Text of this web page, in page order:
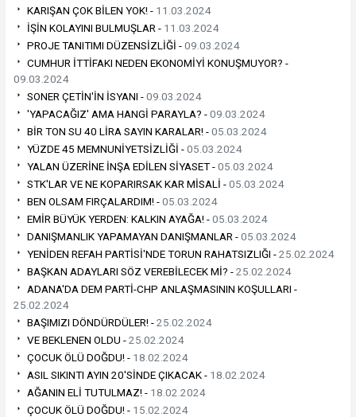
KARIŞAN ÇOK BİLEN YOK! - 11.03.2024
İŞİN KOLAYINI BULMUŞLAR - 11.03.2024
PROJE TANITIMI DÜZENSİZLİĞİ -09.03.2024
CUMHUR İTTİFAKI NEDEN EKONOMİYİ KONUŞMUYOR? -
09.03.2024
SONER ÇETİN'İN İSYANI -09.03.2024
'YAPACAĞIZ' AMA HANGİ PARAYLA? -09.03.2024
BİR TON SU 40 LİRA SAYIN KARALAR! -05.03.2024
YÜZDE 45 MEMNUNİYETSİZLİĞİ -05.03.2024
YALAN ÜZERİNE İNŞA EDİLEN SİYASET -05.03.2024
STK'LAR VE NE KOPARIRSAK KAR MİSALİ -05.03.2024
BEN OLSAM FIRÇALARDIM! -05.03.2024
EMİR BÜYÜK YERDEN: KALKIN AYAĞA! -05.03.2024
DANIŞMANLIK YAPAMAYAN DANIŞMANLAR -05.03.2024
YENİDEN REFAH PARTİSİ'NDE TORUN RAHATSIZLIĞI -25.02.2024
BAŞKAN ADAYLARI SÖZ VEREBİLECEK Mİ? -25.02.2024
ADANA'DA DEM PARTİ-CHP ANLAŞMASININ KOŞULLARI -
25.02.2024
BAŞIMIZI DÖNDÜRDÜLER! -25.02.2024
VE BEKLENEN OLDU -25.02.2024
ÇOCUK ÖLÜ DOĞDU! - 18.02.2024
ASIL SIKINTI AYIN 20'SİNDE ÇIKACAK - 18.02.2024
AĞANIN ELİ TUTULMAZ! - 18.02.2024
ÇOCUK ÖLÜ DOĞDU! - 15.02.2024